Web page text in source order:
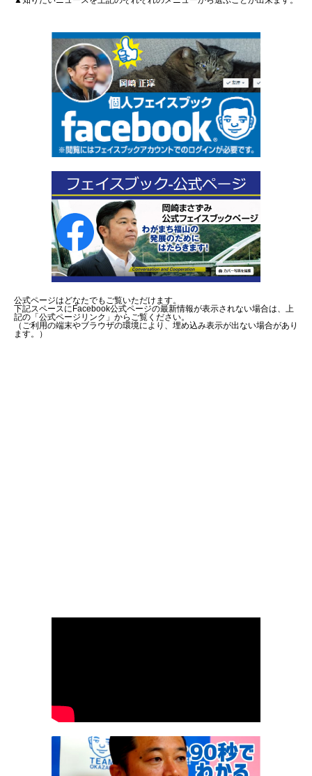
公式ページはどなたでもご覧いただけます。
下記スペースにFacebook公式ページの最新情報が表示されない場合は、上
記の「公式ページリンク」からご覧ください。
（ご利用の端末やブラウザの環境により、埋め込み表示が出ない場合があり
ます。）